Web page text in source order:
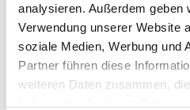
analysieren. Außerdem geben
Verwendung unserer Website
soziale Medien, Werbung und
Partner führen diese
weiteren Daten zusammen,
Salzpeeling mit
11. Oktober 2025, 15:30-15:45
im Dampfbad, Anmeldung